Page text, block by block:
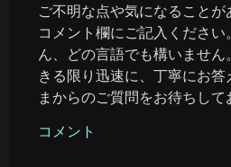
ご不明な点や気になること
コメント欄にご記入ください
ん、どの言語でも構いませ
きる限り迅速に、丁寧にお答
まからのご質問をお待ちして
コメント